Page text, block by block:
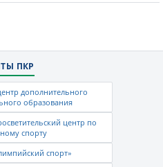
ПКР
дополнительного
образования
центр по
спорту
спорт»